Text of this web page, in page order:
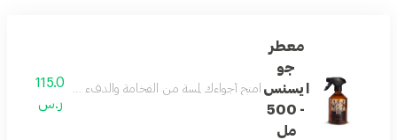
معطر
جو
ايسنس
- 500
مل
امنح أجواءك لمسة من الفخامة والدفء مع معطر الجو
115.0
ر.س